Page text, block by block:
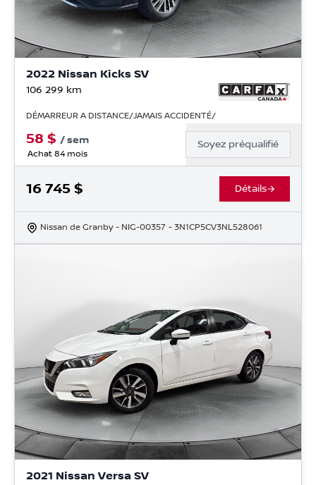
2022 Nissan Kicks SV
106 299 km
DÉMARREUR A DISTANCE/JAMAIS ACCIDENTÉ/
58 $ /sem
Achat 84 mois
Soyez préqualifié
16 745 $ Détails
Nissan de Granby - NIG-00357 - 3N1CP5CV3NL528061
2021 Nissan Versa SV